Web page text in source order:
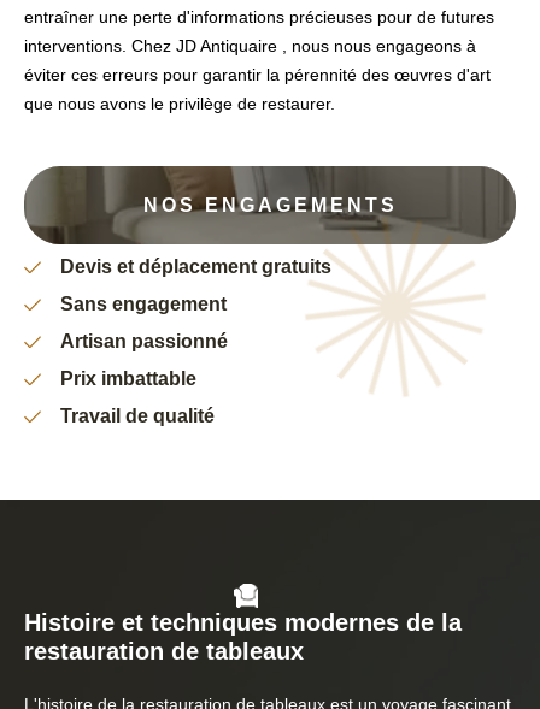
entraîner une perte d'informations précieuses pour de futures
interventions. Chez JD Antiquaire , nous nous engageons à
éviter ces erreurs pour garantir la pérennité des œuvres d'art
que nous avons le privilège de restaurer.
NOS ENGAGEMENTS
Devis et déplacement gratuits
Sans engagement
Artisan passionné
Prix imbattable
Travail de qualité
Histoire et techniques modernes de la
restauration de tableaux
L'histoire de la restauration de tableaux est un voyage fascinant,